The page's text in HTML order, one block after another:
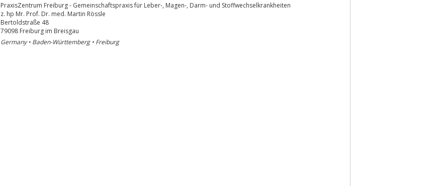
PraxisZentrum Freiburg - Gemeinschaftspraxis für Leber-, Magen-, Darm- und Stoffwechselkrankheiten
z. hp Mr. Prof. Dr. med. Martin Rössle
Bertoldstraße 48
79098 Freiburg im Breisgau
Germany • Baden-Württemberg • Freiburg